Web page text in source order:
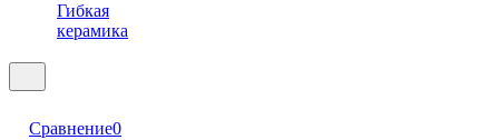
Гибкая
керамика
Сравнение0